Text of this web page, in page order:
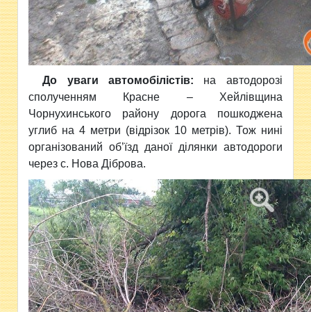
До уваги автомобілістів: на автодорозі
сполученням Красне – Хейлівщина
Чорнухинського району дорога пошкоджена
углиб на 4 метри (відрізок 10 метрів). Тож нині
організований об’їзд даної ділянки автодороги
через с. Нова Діброва.